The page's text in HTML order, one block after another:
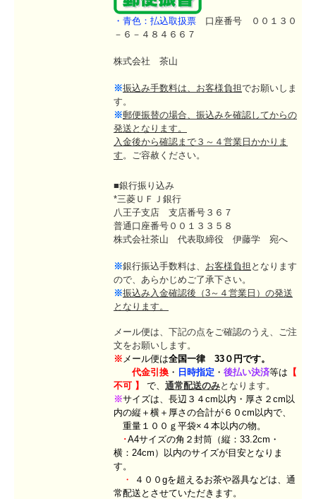
・青色：払込取扱票 口座番号 ００１３０
－６－４８４６６７
株式会社 茶山
※振込み手数料は、お客様負担でお願いしま
す。
※郵便振替の場合、振込みを確認してからの
発送となります。
入金後から確認まで３～４営業日かかりま
す。ご容赦ください。
■銀行振り込み
*三菱ＵＦＪ銀行
八王子支店 支店番号３６７
普通口座番号００１３３５８
株式会社茶山 代表取締役 伊藤学 宛へ
※銀行振込手数料は、 お客様負担 となります
ので、あらかじめご了承下さい。
※振込み入金確認後（3～４営業日）の発送
となります。
メール便は、下記の点をご確認のうえ、ご注
文をお願いします。
※ メール便は全国一律 33０円です。
代金引換 ・ 日時指定 ・ 後払い決済等は 【
不可 】 で、 通常配送のみとなります。
※サイズは、 長辺３４cm以内・厚さ２cm以
内の縦＋横＋厚さの合計が６０cm以内で、
重量１００ｇ平袋×４本以内の物。
･A4サイズの角２封筒（縦：33.2cm・
横：24cm）以内のサイズが目安となりま
す。
・
４００gを超えるお茶や器具などは、通
常配送とさせていただきます。